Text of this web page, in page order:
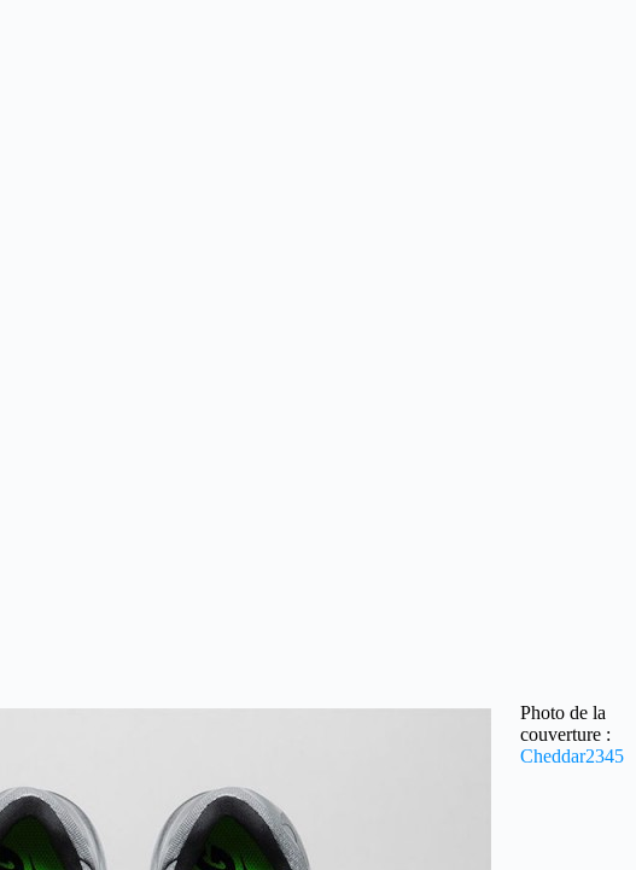
Photo de la
couverture :
Cheddar2345